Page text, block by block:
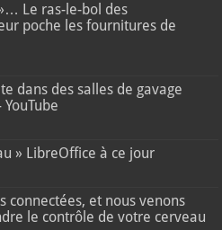
Le ras-le-bol des
poche les fournitures de
dans des salles de gavage
» LibreOffice à ce jour
connectées, et nous venons
le contrôle de votre cerveau